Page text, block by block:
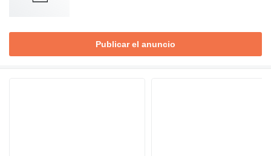
Publicar el anuncio